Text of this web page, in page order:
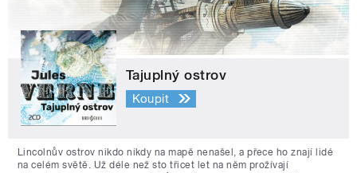
Tajuplný ostrov
Koupit
Lincolnův ostrov nikdo nikdy na mapě nenašel, a přece ho znají lidé
na celém světě. Už déle než sto třicet let na něm prožívají